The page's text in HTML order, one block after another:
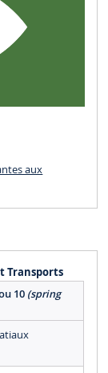
aux
Transports
10 (spring